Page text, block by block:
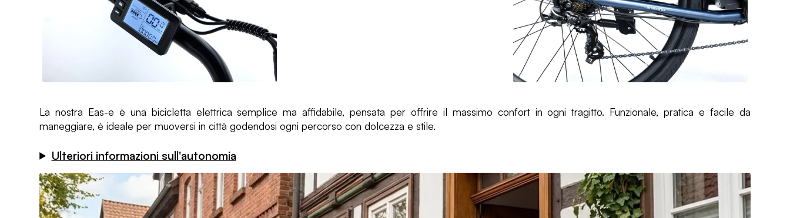
La nostra Eas-e è una bicicletta elettrica semplice ma affidabile, pensata per offrire il massimo confort in ogni tragitto. Funzionale, pratica e facile da
maneggiare, è ideale per muoversi in città godendosi ogni percorso con dolcezza e stile.
Ulteriori informazioni sull'autonomia